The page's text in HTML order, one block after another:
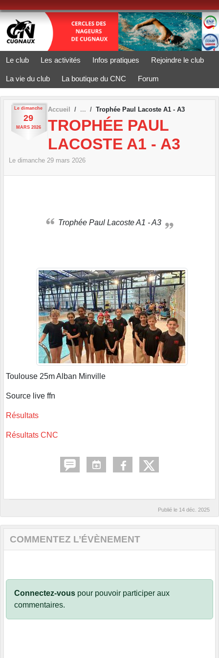
Le club Les activités Infos pratiques Rejoindre le club
La vie du club La boutique du CNC Forum
Le dimanche
29
MARS 2026
Accueil Trophée Paul Lacoste A1 - A3
TROPHÉE PAUL
LACOSTE A1 - A3
Le dimanche 29 mars 2026
Trophée Paul Lacoste A1 - A3
Toulouse 25m Alban Minville
Source live ffn
Résultats
Résultats CNC
Publié le 14 déc. 2025
COMMENTEZ L’ÉVÈNEMENT
Connectez-vous pour pouvoir participer aux
commentaires.